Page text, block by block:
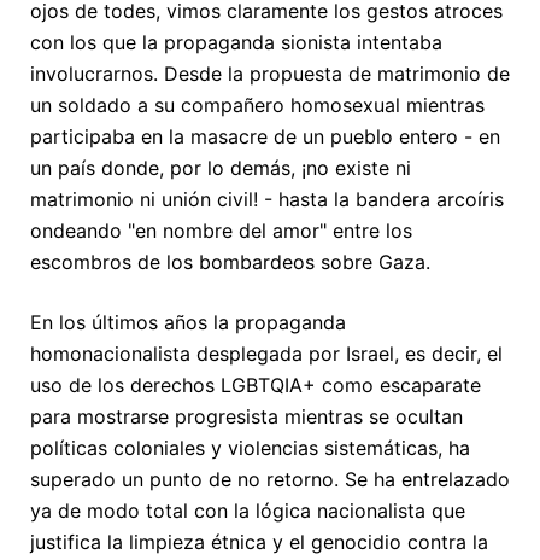
ojos de todes, vimos claramente los gestos atroces
con los que la propaganda sionista intentaba
involucrarnos. Desde la propuesta de matrimonio de
un soldado a su compañero homosexual mientras
participaba en la masacre de un pueblo entero - en
un país donde, por lo demás, ¡no existe ni
matrimonio ni unión civil! - hasta la bandera arcoíris
ondeando "en nombre del amor" entre los
escombros de los bombardeos sobre Gaza.
En los últimos años la propaganda
homonacionalista desplegada por Israel, es decir, el
uso de los derechos LGBTQIA+ como escaparate
para mostrarse progresista mientras se ocultan
políticas coloniales y violencias sistemáticas, ha
superado un punto de no retorno. Se ha entrelazado
ya de modo total con la lógica nacionalista que
justifica la limpieza étnica y el genocidio contra la